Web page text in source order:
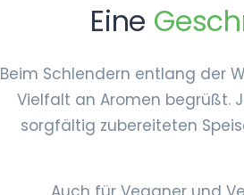
Eine
Beim Schlendern entlang der
Vielfalt an Aromen begrüßt.
sorgfältig zubereiteten